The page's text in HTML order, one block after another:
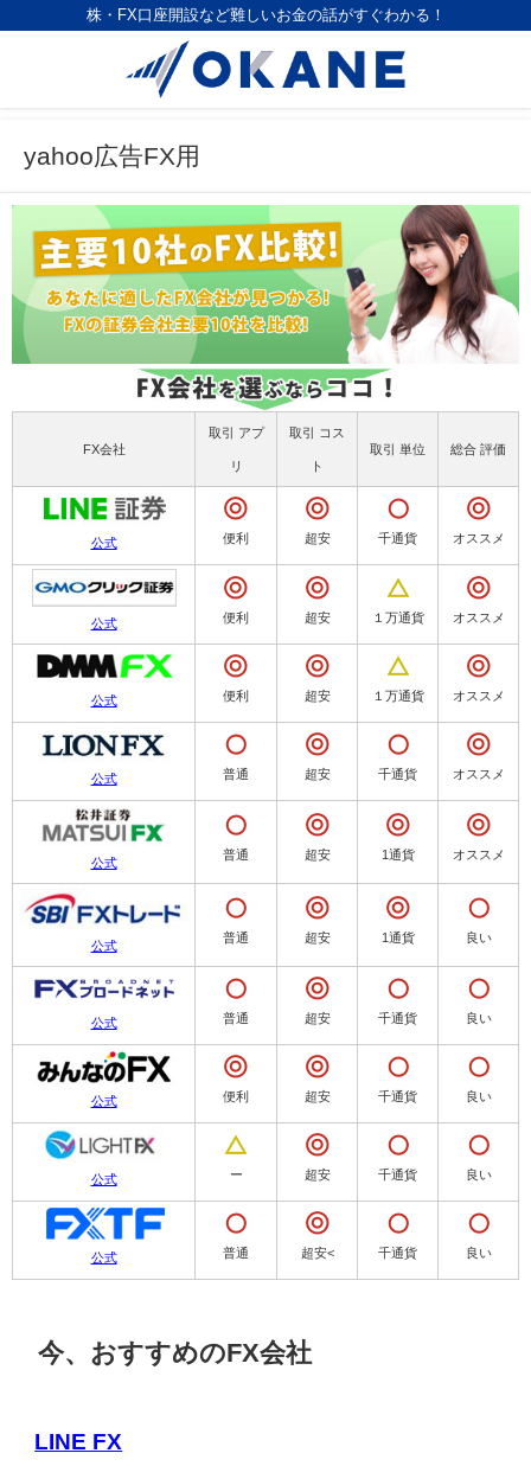
株・FX口座開設など難しいお金の話がすぐわかる！
yahoo広告FX用
FX会社
取引 アプ
リ
取引 コス
ト
取引 単位 総合 評価
公式 便利 超安 千通貨 オススメ
公式 便利 超安 １万通貨 オススメ
公式 便利 超安 １万通貨 オススメ
公式 普通 超安 千通貨 オススメ
公式
普通 超安 1通貨 オススメ
公式
普通 超安 1通貨 良い
公式 普通 超安 千通貨 良い
公式 便利 超安 千通貨 良い
公式 ー 超安 千通貨 良い
公式 普通 超安< 千通貨 良い
今、おすすめのFX会社
LINE FX